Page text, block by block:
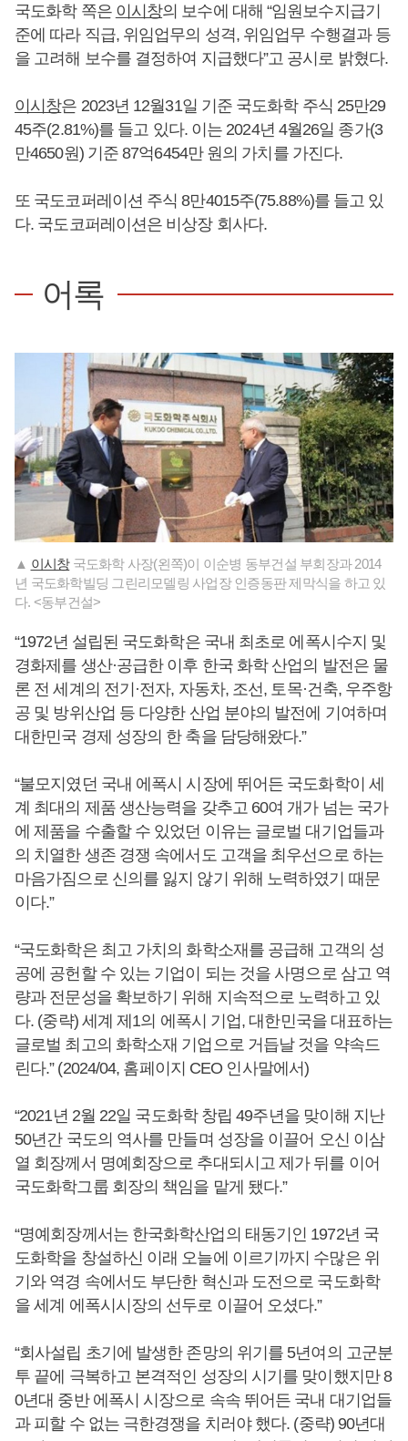
국도화학 쪽은 이시창의 보수에 대해 “임원보수지급기
준에 따라 직급, 위임업무의 성격, 위임업무 수행결과 등
을 고려해 보수를 결정하여 지급했다”고 공시로 밝혔다.
이시창은 2023년 12월31일 기준 국도화학 주식 25만29
45주(2.81%)를 들고 있다. 이는 2024년 4월26일 종가(3
만4650원) 기준 87억6454만 원의 가치를 가진다.
또 국도코퍼레이션 주식 8만4015주(75.88%)를 들고 있
다. 국도코퍼레이션은 비상장 회사다.
어록
▲ 이시창국도화학 사장(왼쪽)이 이순병 동부건설 부회장과 2014
년 국도화학빌딩 그린리모델링 사업장 인증동판 제막식을 하고 있
다. <동부건설>
“1972년 설립된 국도화학은 국내 최초로 에폭시수지 및
경화제를 생산·공급한 이후 한국 화학 산업의 발전은 물
론 전 세계의 전기·전자, 자동차, 조선, 토목·건축, 우주항
공 및 방위산업 등 다양한 산업 분야의 발전에 기여하며
대한민국 경제 성장의 한 축을 담당해왔다.”
“불모지였던 국내 에폭시 시장에 뛰어든 국도화학이 세
계 최대의 제품 생산능력을 갖추고 60여 개가 넘는 국가
에 제품을 수출할 수 있었던 이유는 글로벌 대기업들과
의 치열한 생존 경쟁 속에서도 고객을 최우선으로 하는
마음가짐으로 신의를 잃지 않기 위해 노력하였기 때문
이다.”
“국도화학은 최고 가치의 화학소재를 공급해 고객의 성
공에 공헌할 수 있는 기업이 되는 것을 사명으로 삼고 역
량과 전문성을 확보하기 위해 지속적으로 노력하고 있
다. (중략) 세계 제1의 에폭시 기업, 대한민국을 대표하는
글로벌 최고의 화학소재 기업으로 거듭날 것을 약속드
린다.” (2024/04, 홈페이지 CEO 인사말에서)
“2021년 2월 22일 국도화학 창립 49주년을 맞이해 지난
50년간 국도의 역사를 만들며 성장을 이끌어 오신 이삼
열 회장께서 명예회장으로 추대되시고 제가 뒤를 이어
국도화학그룹 회장의 책임을 맡게 됐다.”
“명예회장께서는 한국화학산업의 태동기인 1972년 국
도화학을 창설하신 이래 오늘에 이르기까지 수많은 위
기와 역경 속에서도 부단한 혁신과 도전으로 국도화학
을 세계 에폭시시장의 선두로 이끌어 오셨다.”
“회사설립 초기에 발생한 존망의 위기를 5년여의 고군분
투 끝에 극복하고 본격적인 성장의 시기를 맞이했지만 8
0년대 중반 에폭시 시장으로 속속 뛰어든 국내 대기업들
과 피할 수 없는 극한경쟁을 치러야 했다. (중략) 90년대